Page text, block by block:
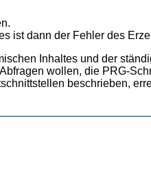
ist dann der Fehler des
Inhaltes und der
wollen, die PRG-
beschrieben,